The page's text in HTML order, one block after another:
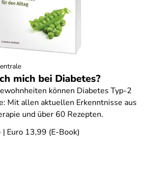
mich bei Diabetes?
können Diabetes Typ-2
Mit allen aktuellen Erkenntnisse aus
und über 60 Rezepten.
Euro 13,99 (E-Book)